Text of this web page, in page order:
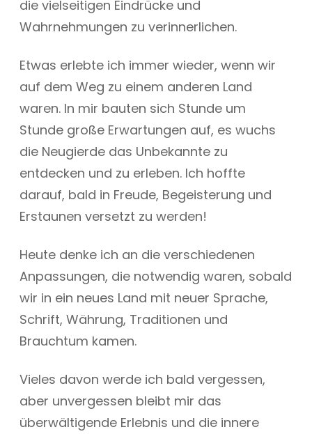
die vielseitigen Eindrücke und
Wahrnehmungen zu verinnerlichen.
Etwas erlebte ich immer wieder, wenn wir
auf dem Weg zu einem anderen Land
waren. In mir bauten sich Stunde um
Stunde große Erwartungen auf, es wuchs
die Neugierde das Unbekannte zu
entdecken und zu erleben. Ich hoffte
darauf, bald in Freude, Begeisterung und
Erstaunen versetzt zu werden!
Heute denke ich an die verschiedenen
Anpassungen, die notwendig waren, sobald
wir in ein neues Land mit neuer Sprache,
Schrift, Währung, Traditionen und
Brauchtum kamen.
Vieles davon werde ich bald vergessen,
aber unvergessen bleibt mir das
überwältigende Erlebnis und die innere